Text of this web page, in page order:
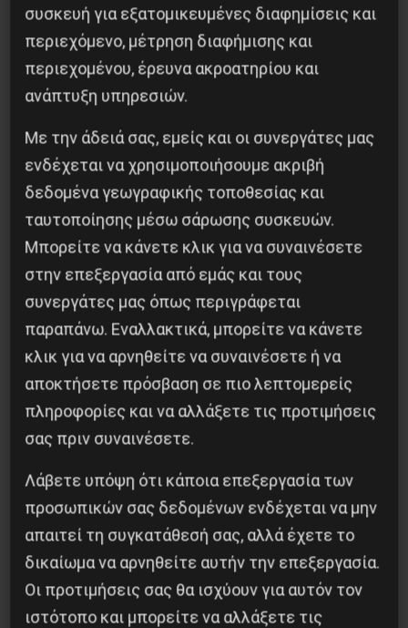
είναι θετικοί στον Κορονοϊό
4 Δεκεμβρίου 2020
Η Μπουρκίνα Φάσο του Τραορέ αντι-
ιμπεριαλιστική σχισμή της ιστορίας
26 Μαΐου 2025
συσκευή για εξατομικευμένες διαφημίσεις και
περιεχόμενο, μέτρηση διαφήμισης και
περιεχομένου, έρευνα ακροατηρίου και
ανάπτυξη υπηρεσιών.
Με την άδειά σας, εμείς και οι συνεργάτες μας
ενδέχεται να χρησιμοποιήσουμε ακριβή
δεδομένα γεωγραφικής τοποθεσίας και
ταυτοποίησης μέσω σάρωσης συσκευών.
Μπορείτε να κάνετε κλικ για να συναινέσετε
στην επεξεργασία από εμάς και τους
συνεργάτες μας όπως περιγράφεται
παραπάνω. Εναλλακτικά, μπορείτε να κάνετε
κλικ για να αρνηθείτε να συναινέσετε ή να
αποκτήσετε πρόσβαση σε πιο λεπτομερείς
πληροφορίες και να αλλάξετε τις προτιμήσεις
σας πριν συναινέσετε.
Λάβετε υπόψη ότι κάποια επεξεργασία των
προσωπικών σας δεδομένων ενδέχεται να μην
απαιτεί τη συγκατάθεσή σας, αλλά έχετε το
δικαίωμα να αρνηθείτε αυτήν την επεξεργασία.
Οι προτιμήσεις σας θα ισχύουν για αυτόν τον
ιστότοπο και μπορείτε να αλλάξετε τις